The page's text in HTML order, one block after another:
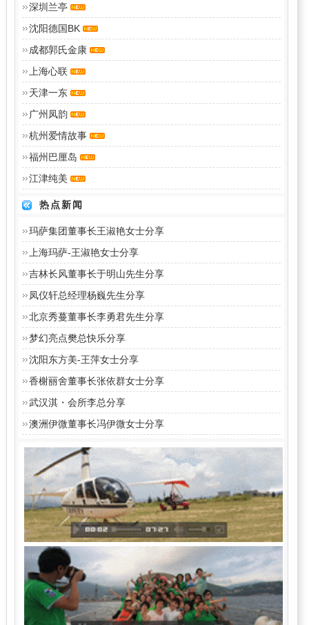
深圳兰亭
沈阳德国BK
成都郭氏金康
上海心联
天津一东
广州凤韵
杭州爱情故事
福州巴厘岛
江津纯美
热点新闻
玛萨集团董事长王淑艳女士分享
上海玛萨-王淑艳女士分享
吉林长风董事长于明山先生分享
凤仪轩总经理杨巍先生分享
北京秀蔓董事长李勇君先生分享
梦幻亮点樊总快乐分享
沈阳东方美-王萍女士分享
香榭丽舍董事长张依群女士分享
武汉淇・会所李总分享
澳洲伊微董事长冯伊微女士分享